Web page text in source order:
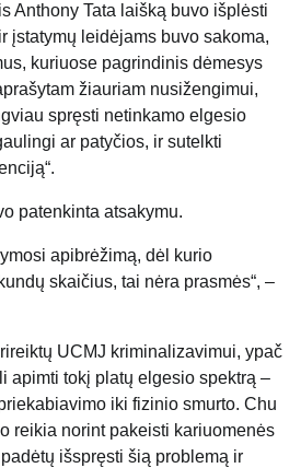
Anthony Tata laišką buvo išplėsti
įstatymų leidėjams buvo sakoma,
kuriuose pagrindinis dėmesys
žiauriam nusižengimui,
spręsti netinkamo elgesio
ar patyčios, ir sutelkti
patenkinta atsakymu.
apibrėžimą, dėl kurio
skaičius, tai nėra prasmės“, –
UCMJ kriminalizavimui, ypač
apimti tokį platų elgesio spektrą –
iki fizinio smurto. Chu
reikia norint pakeisti kariuomenės
išspręsti šią problemą ir